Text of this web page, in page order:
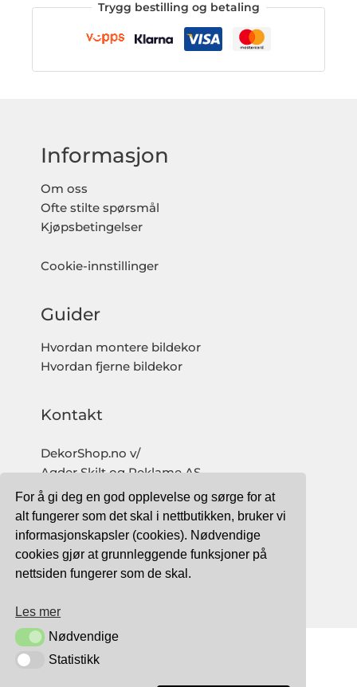
For å gi deg en god opplevelse og sørge for at
alt fungerer som det skal i nettbutikken, bruker vi
informasjonskapsler (cookies). Nødvendige
cookies gjør at grunnleggende funksjoner på
nettsiden fungerer som de skal.
Les mer
NødvendigeNødvendige
StatistikkStatistikk
Trygg bestilling og betaling
Informasjon
Om oss
Ofte stilte spørsmål
Kjøpsbetingelser
Cookie-innstillinger
Guider
Hvordan montere bildekor
Hvordan fjerne bildekor
Kontakt
DekorShop.no v/
Agder Skilt og Reklame AS
Org. nr: 997 633 016 MVA
salg@dekorshop.no
Tlf: 959 32 123
09.00 - 16.00
TRYGG BETALING MED: